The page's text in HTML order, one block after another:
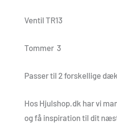
Ventil TR13
Tommer 3
Passer til 2 forskellige
Hos Hjulshop.dk har vi
og få inspiration til dit